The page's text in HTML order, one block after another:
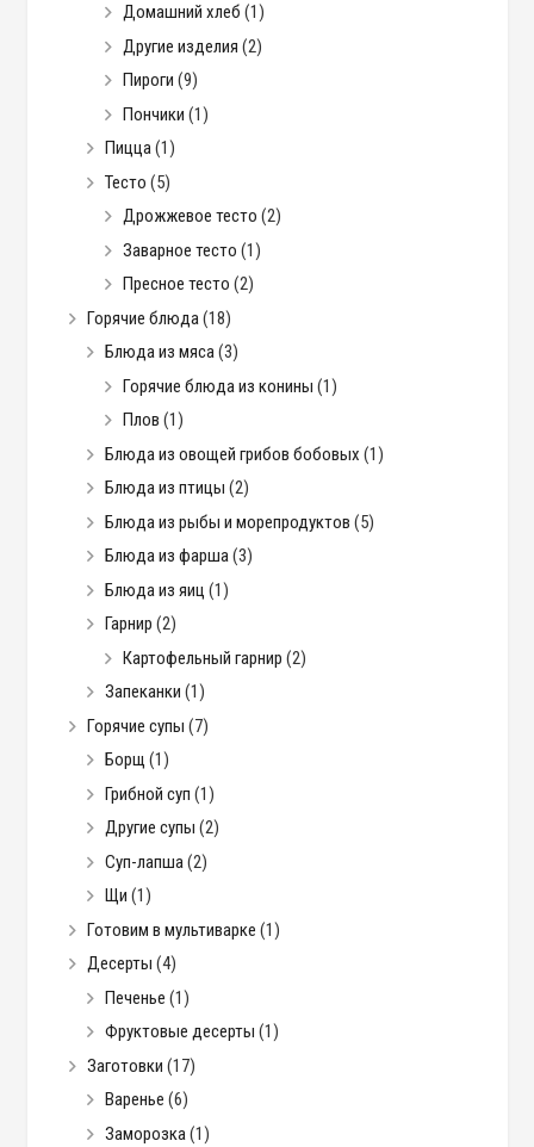
Домашний хлеб (1)
Другие изделия (2)
Пироги (9)
Пончики (1)
Пицца(1)
Тесто (5)
Дрожжевое тесто (2)
Заварное тесто (1)
Пресное тесто (2)
Горячие блюда(18)
Блюда из мяса(3)
Горячие блюда из конины (1)
Плов (1)
Блюда из овощей грибов бобовых (1)
Блюда из птицы (2)
Блюда из рыбы и морепродуктов (5)
Блюда из фарша(3)
Блюда из яиц (1)
Гарнир (2)
Картофельный гарнир (2)
Запеканки (1)
Горячие супы (7)
Борщ (1)
Грибной суп (1)
Другие супы (2)
Суп-лапша(2)
Щи (1)
Готовим в мультиварке (1)
Десерты (4)
Печенье (1)
Фруктовые десерты (1)
Заготовки (17)
Варенье (6)
Заморозка(1)